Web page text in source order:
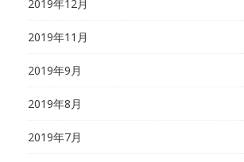
2019年12月
2019年11月
2019年9月
2019年8月
2019年7月